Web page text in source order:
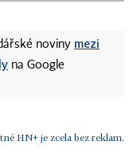
noviny mezi
na Google
HN+ je zcela bez reklam.